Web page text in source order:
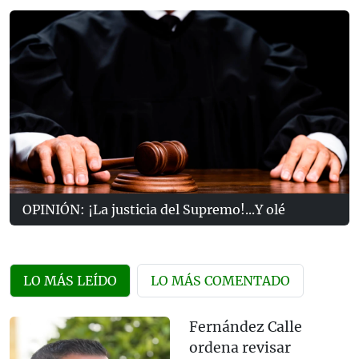
OPINIÓN: ¡La justicia del Supremo!...Y olé
LO MÁS LEÍDO LO MÁS COMENTADO
Fernández Calle
ordena revisar